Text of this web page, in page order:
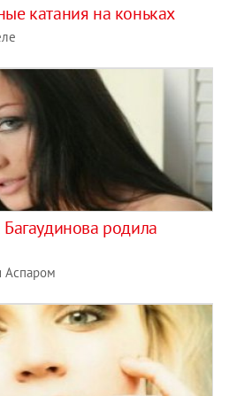
катания на коньках
родила
Аспаром